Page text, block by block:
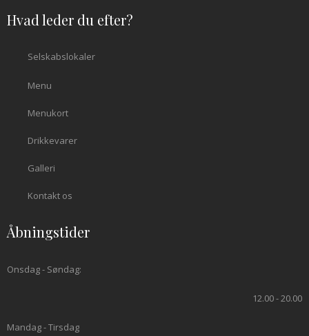
Hvad leder du efter?
Selskabslokaler
Menu
Menukort
Drikkevarer
Galleri
Kontakt os
Åbningstider
Onsdag - Søndag:​
12.00 - 20.00​
Mandag - Tirsdag